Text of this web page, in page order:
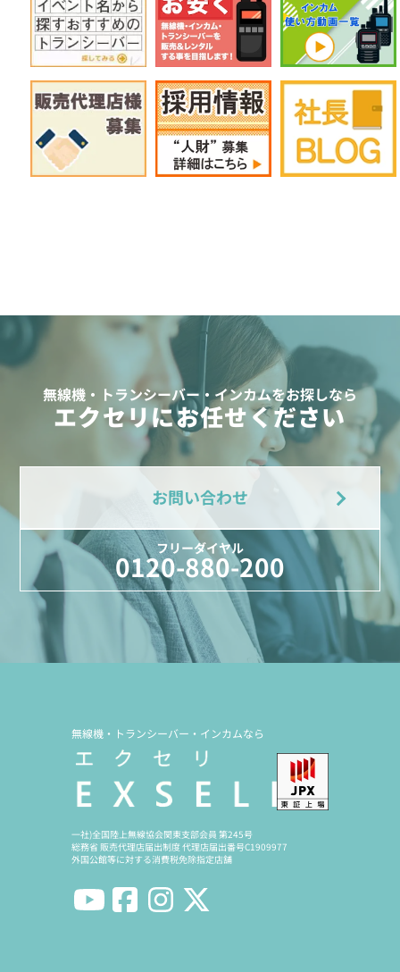
無線機・トランシーバー・インカムをお探しなら
エクセリにお任せください
お問い合わせ
フリーダイヤル
0120-880-200
無線機・トランシーバー・インカムなら
一社)全国陸上無線協会関東支部会員 第245号
総務省 販売代理店届出制度 代理店届出番号C1909977
外国公館等に対する消費税免除指定店舗